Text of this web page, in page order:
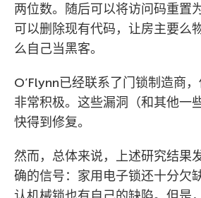
两位数。随后可以将访问码重置
可以删除现有代码，让房主要么
么自己当黑客。
O’Flynn已经联系了门锁制造商
非常积极。这些漏洞（和其他一
快得到修复。
然而，总体来说，上述研究结果
确的信号：家用电子锁还十分欠